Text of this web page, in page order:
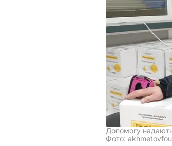
Допомогу
Фото: